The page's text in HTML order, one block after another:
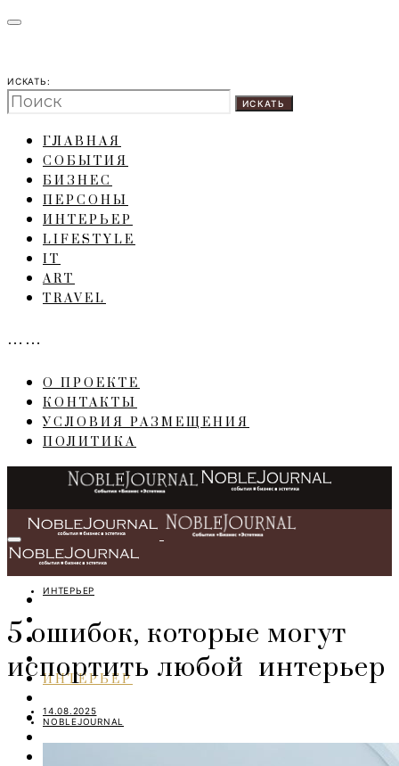
ИСКАТЬ:
ИСКАТЬ
ГЛАВНАЯ
СОБЫТИЯ
БИЗНЕС
ПЕРСОНЫ
ИНТЕРЬЕР
LIFESTYLE
IT
ART
TRAVEL
……
О ПРОЕКТЕ
КОНТАКТЫ
УСЛОВИЯ РАЗМЕЩЕНИЯ
ПОЛИТИКА
ГЛАВНАЯ
СОБЫТИЯ
БИЗНЕС
ПЕРСОНЫ
ИНТЕРЬЕР
IT
ИНТЕРЬЕР
5 ошибок, которые могут
испортить любой интерьер
14.08.2025
NOBLEJOURNAL